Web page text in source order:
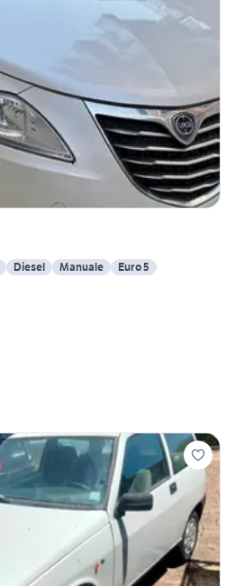
Diesel Manuale Euro 5